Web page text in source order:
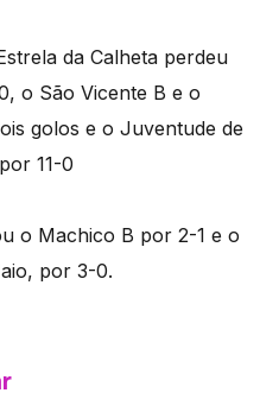
da Calheta perdeu
o São Vicente B e o
golos e o Juventude de
11-0
o Machico B por 2-1 e o
por 3-0.